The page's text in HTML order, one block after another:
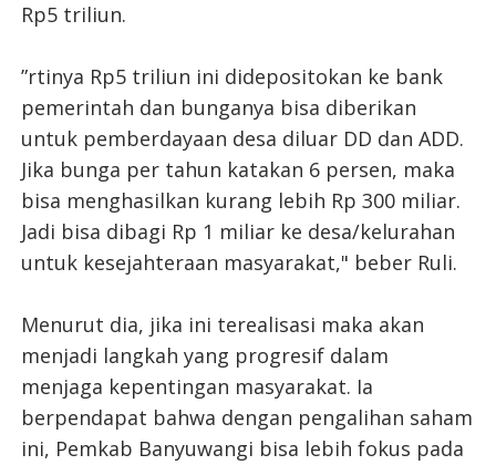
Rp5 triliun.
”rtinya Rp5 triliun ini didepositokan ke bank
pemerintah dan bunganya bisa diberikan
untuk pemberdayaan desa diluar DD dan ADD.
Jika bunga per tahun katakan 6 persen, maka
bisa menghasilkan kurang lebih Rp 300 miliar.
Jadi bisa dibagi Rp 1 miliar ke desa/kelurahan
untuk kesejahteraan masyarakat," beber Ruli.
Menurut dia, jika ini terealisasi maka akan
menjadi langkah yang progresif dalam
menjaga kepentingan masyarakat. Ia
berpendapat bahwa dengan pengalihan saham
ini, Pemkab Banyuwangi bisa lebih fokus pada